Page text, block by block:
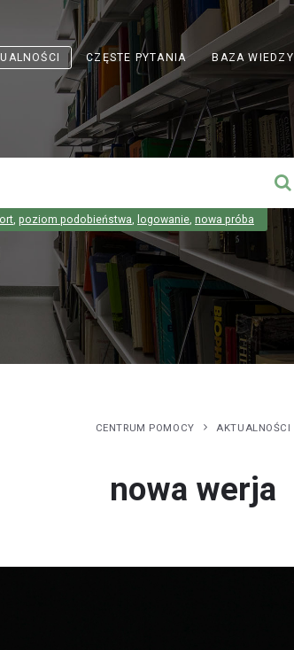
CZĘSTE PYTANIA BAZA WIEDZY
, poziom podobieństwa, logowanie, nowa próba
CENTRUM POMOCY AKTUALNOŚCI
nowa werja